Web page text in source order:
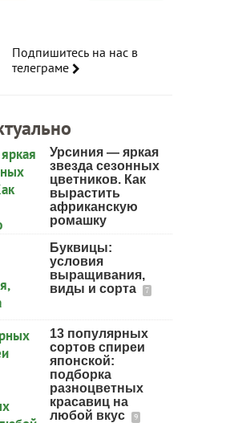
Подпишитесь на нас в
телеграме
Урсиния — яркая
звезда сезонных
цветников. Как
вырастить
африканскую
ромашку
Буквицы:
условия
выращивания,
виды и сорта
7
13 популярных
сортов спиреи
японской:
подборка
разноцветных
красавиц на
любой вкус
9